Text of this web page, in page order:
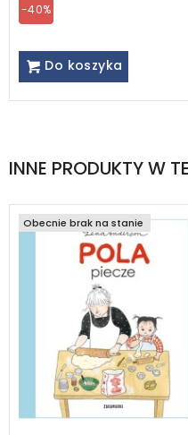
-40%
Do koszyka
INNE PRODUKTY W
Obecnie brak na stanie